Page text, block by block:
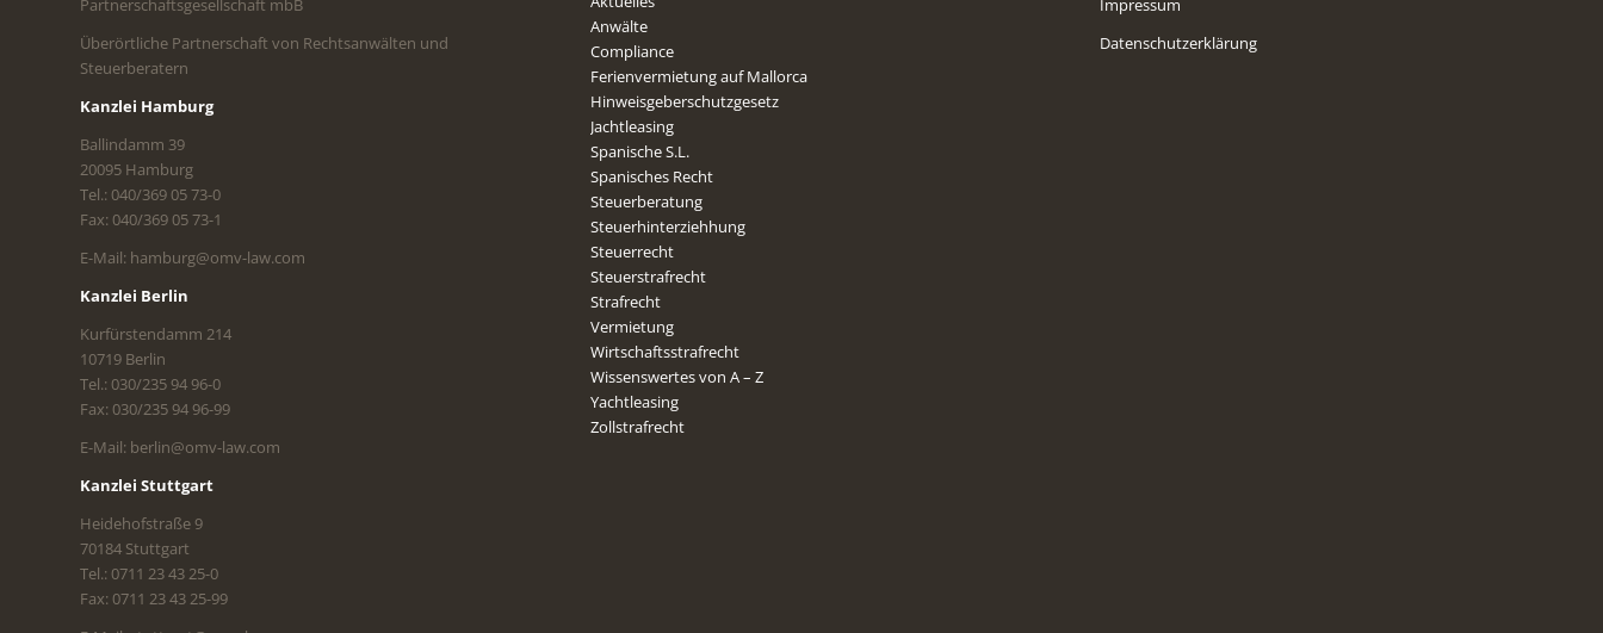
Überörtliche Partnerschaft von Rechtsanwälten und
Steuerberatern
Kanzlei Hamburg
Ballindamm 39
20095 Hamburg
Tel.: 040/369 05 73-0
Fax: 040/369 05 73-1
E-Mail: hamburg@omv-law.com
Kanzlei Berlin
Kurfürstendamm 214
10719 Berlin
Tel.: 030/235 94 96-0
Fax: 030/235 94 96-99
E-Mail: berlin@omv-law.com
Kanzlei Stuttgart
Heidehofstraße 9
70184 Stuttgart
Tel.: 0711 23 43 25-0
Fax: 0711 23 43 25-99
Anwälte
Compliance
Ferienvermietung auf Mallorca
Hinweisgeberschutzgesetz
Jachtleasing
Spanische S.L.
Spanisches Recht
Steuerberatung
Steuerhinterziehhung
Steuerrecht
Steuerstrafrecht
Strafrecht
Vermietung
Wirtschaftsstrafrecht
Wissenswertes von A – Z
Yachtleasing
Zollstrafrecht
Datenschutzerklärung